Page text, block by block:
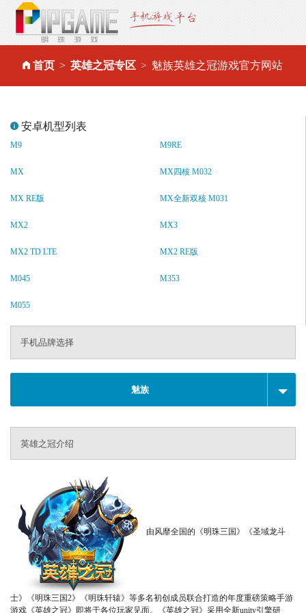
首页 英雄之冠专区 魅族英雄之冠游戏官方网站
安卓机型列表
M9 M9RE
MX MX四核 M032
MX RE版 MX全新双核 M031
MX2 MX3
MX2 TD LTE MX2 RE版
M045 M353
M055
手机品牌选择
魅族
英雄之冠介绍
由风靡全国的《明珠三国》《圣域龙斗
士》《明珠三国2》《明珠轩辕》等多名初创成员联合打造的年度重磅策略手游
游戏《英雄之冠》即将于各位玩家见面。《英雄之冠》采用全新unity引擎研